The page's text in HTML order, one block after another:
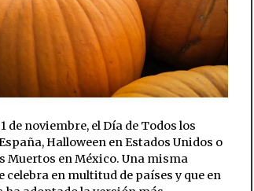
de noviembre, el Día de Todos los
Halloween en Estados Unidos o
Muertos en México. Una misma
celebra en multitud de países y que en